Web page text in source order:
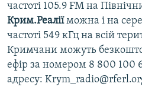
частоті 105.9 FM на
Крим.Реаліїможна і на
частоті 549 кГц на всій
Кримчани можуть
ефір за номером 8 800 100
адресу: